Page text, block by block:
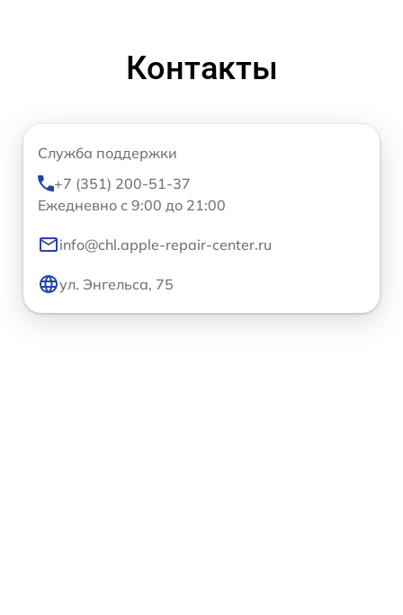
Контакты
Служба поддержки
+7 (351) 200-51-37
Ежедневно с 9:00 до 21:00
info@chl.apple-repair-center.ru
ул. Энгельса, 75